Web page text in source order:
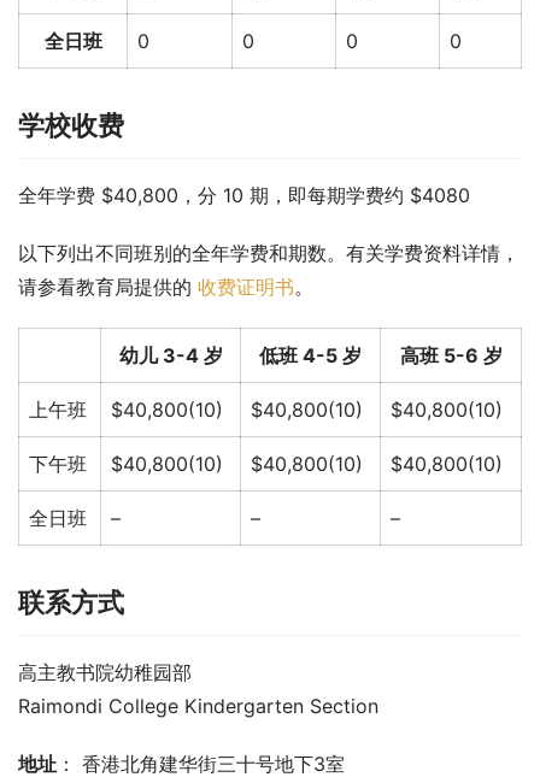
全日班 0 0 0 0
学校收费
全年学费 $40,800，分 10 期，即每期学费约 $4080
以下列出不同班别的全年学费和期数。有关学费资料详情，
请参看教育局提供的 收费证明书。
幼儿 3-4 岁 低班 4-5 岁 高班 5-6 岁
上午班 $40,800(10) $40,800(10) $40,800(10)
下午班 $40,800(10) $40,800(10) $40,800(10)
全日班 – – –
联系方式
高主教书院幼稚园部
Raimondi College Kindergarten Section
地址 ： 香港北角建华街三十号地下3室